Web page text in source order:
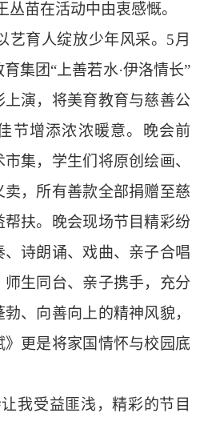
丛苗在活动中由衷感慨。
艺育人绽放少年风采。5月
集团“上善若水·伊洛情长”
演，将美育教育与慈善公
节增添浓浓暖意。晚会前
集，学生们将原创绘画、
，所有善款全部捐赠至慈
扶。晚会现场节目精彩纷
诗朗诵、戏曲、亲子合唱
生同台、亲子携手，充分
、向善向上的精神风貌，
更是将家国情怀与校园底
我受益匪浅，精彩的节目